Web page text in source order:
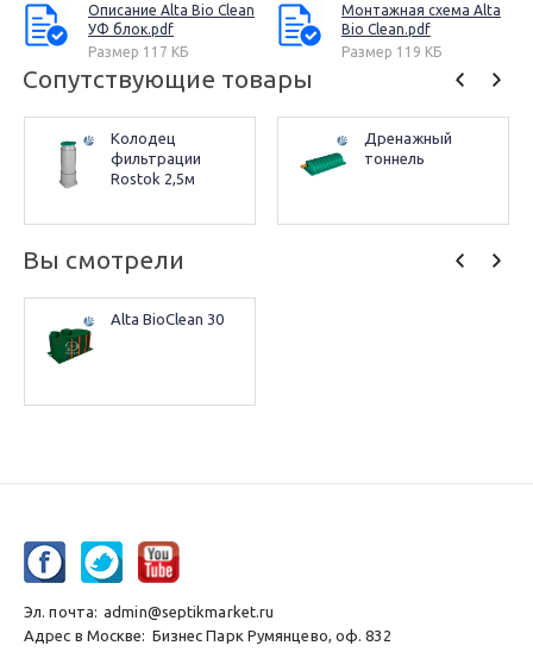
Описание Alta Bio Clean
УФ блок.pdf
Размер 117 КБ
Монтажная схема Alta
Bio Clean.pdf
Размер 119 КБ
Сопутствующие товары
Колодец
фильтрации
Rostok 2,5м
Дренажный
тоннель
Вы смотрели
Alta BioClean 30
Эл. почта: admin@septikmarket.ru
Адрес в Москве: Бизнес Парк Румянцево, оф. 832